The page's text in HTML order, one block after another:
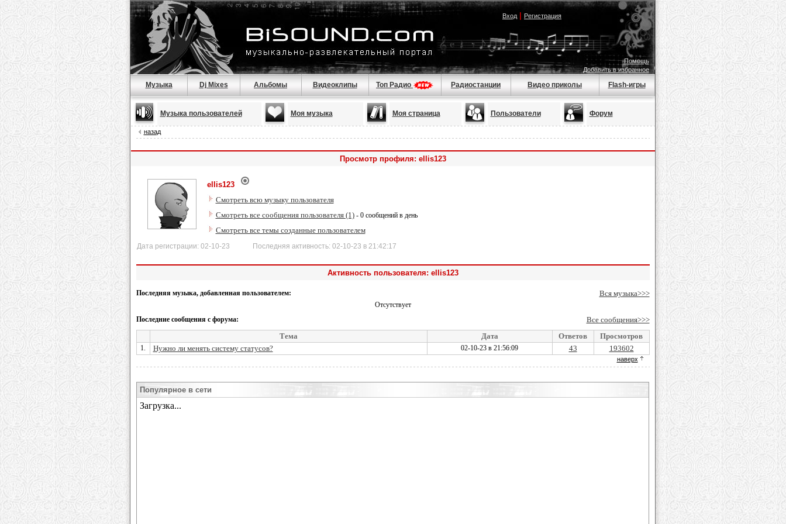
Вход| Регистрация
Помощь
Добавить в избранное
Музыка Dj Mixes Альбомы Видеоклипы Топ Радио Радиостанции Видео приколы Flash-игры
Музыка пользователей Моя музыка Моя страница Пользователи Форум
назад
Просмотр профиля: ellis123
ellis123
Смотреть всю музыку пользователя
Смотреть все сообщения пользователя (1)- 0 сообщений в день
Смотреть все темы созданные пользователем
Дата регистрации: 02-10-23 Последняя активность: 02-10-23 в 21:42:17
Активность пользователя: ellis123
Последняя музыка, добавленная пользователем: Вся музыка>>>
Отсутствует
Последние сообщения с форума:
Все сообщения>>>
Тема
Дата Ответов Просмотров
1. Нужно ли менять систему статусов? 02-10-23 в 21:56:09 43 193602
наверх
Популярное в сети